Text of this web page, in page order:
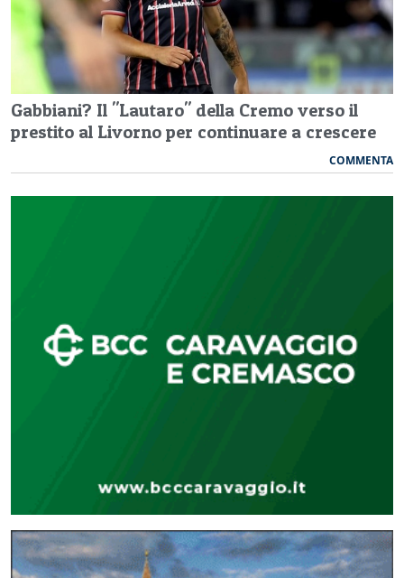
Gabbiani? Il "Lautaro" della Cremo verso il
prestito al Livorno per continuare a crescere
COMMENTA